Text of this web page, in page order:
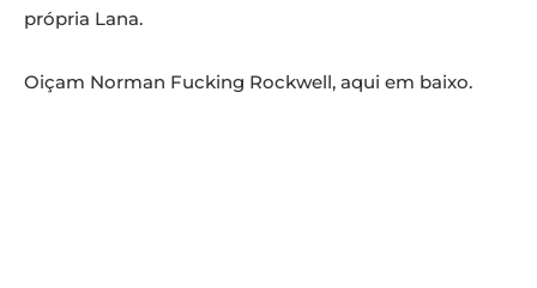
própria Lana.
Oiçam Norman Fucking Rockwell, aqui em baixo.